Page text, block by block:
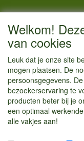
Vestigingsadres:
Hoofdweg 36
1433 JW Kudelstaart
Tel : 06 125 82 112
Handelend onder
Welkom!
van cookies
Leuk dat je onze site
mogen plaatsen. De
persoonsgegevens.
bezoekerservaring te
producten beter bij je
een optimaal
alle vakjes aan!